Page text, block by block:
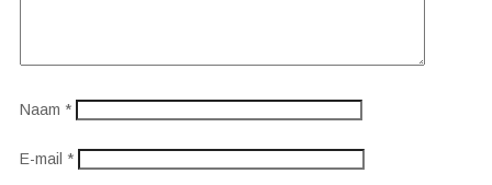
Naam *
E-mail *